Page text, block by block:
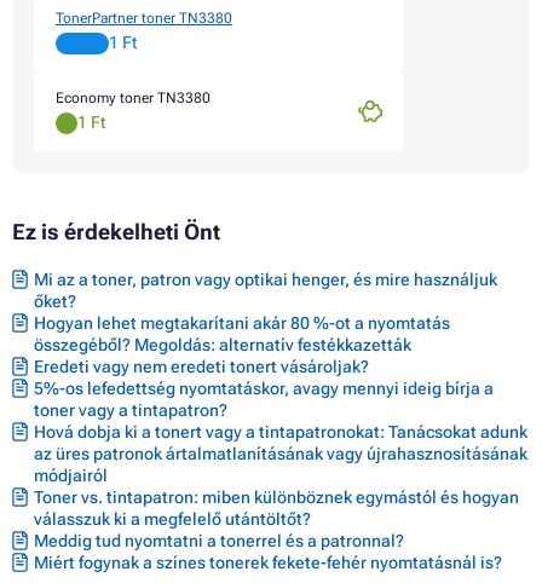
Toner BROTHER HL-6100 SERIES
Toner BROTHER HL-6180DW
Toner BROTHER HL-6180DWT
Toner BROTHER MFC-8515DN
Toner BROTHER MFC-8520DN
Toner BROTHER MFC-8910DW
Toner BROTHER MFC-8950DW
TonerPartner toner TN3380
1 Ft
Economy toner TN3380
1 Ft
Ez is érdekelheti Önt
Mi az a toner, patron vagy optikai henger, és mire használjuk
őket?
Hogyan lehet megtakarítani akár 80 %-ot a nyomtatás
összegéből? Megoldás: alternatív festékkazetták
Eredeti vagy nem eredeti tonert vásároljak?
5%-os lefedettség nyomtatáskor, avagy mennyi ideig bírja a
toner vagy a tintapatron?
Hová dobja ki a tonert vagy a tintapatronokat: Tanácsokat adunk
az üres patronok ártalmatlanításának vagy újrahasznosításának
módjairól
Toner vs. tintapatron: miben különböznek egymástól és hogyan
válasszuk ki a megfelelő utántöltőt?
Meddig tud nyomtatni a tonerrel és a patronnal?
Miért fogynak a színes tonerek fekete-fehér nyomtatásnál is?